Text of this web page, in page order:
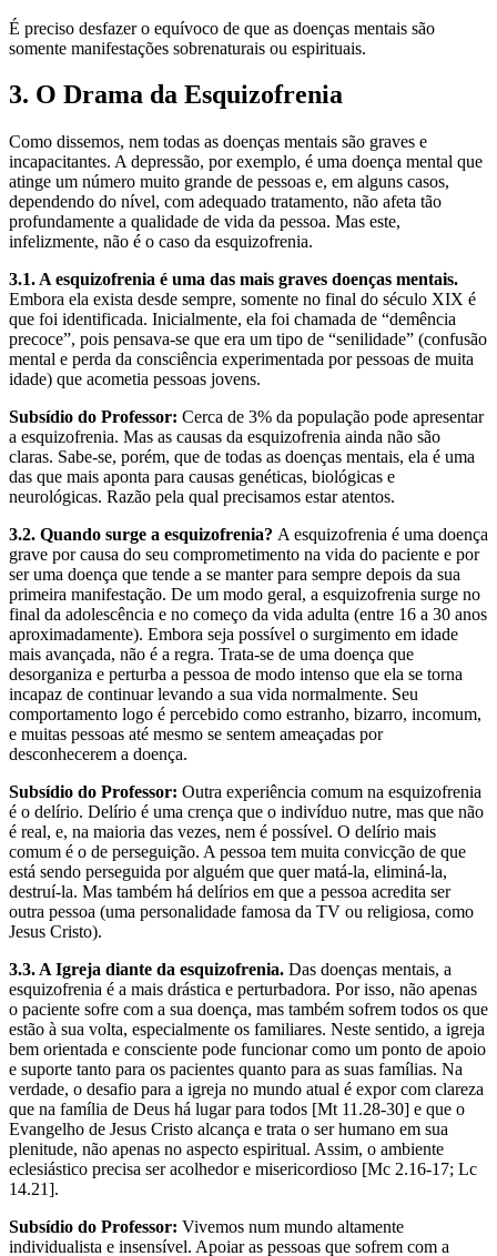
É preciso desfazer o equívoco de que as doenças mentais são
somente manifestações sobrenaturais ou espirituais.
3. O Drama da Esquizofrenia
Como dissemos, nem todas as doenças mentais são graves e
incapacitantes. A depressão, por exemplo, é uma doença mental que
atinge um número muito grande de pessoas e, em alguns casos,
dependendo do nível, com adequado tratamento, não afeta tão
profundamente a qualidade de vida da pessoa. Mas este,
infelizmente, não é o caso da esquizofrenia.
3.1. A esquizofrenia é uma das mais graves doenças mentais.
Embora ela exista desde sempre, somente no final do século XIX é
que foi identificada. Inicialmente, ela foi chamada de “demência
precoce”, pois pensava-se que era um tipo de “senilidade” (confusão
mental e perda da consciência experimentada por pessoas de muita
idade) que acometia pessoas jovens.
Subsídio do Professor: Cerca de 3% da população pode apresentar
a esquizofrenia. Mas as causas da esquizofrenia ainda não são
claras. Sabe-se, porém, que de todas as doenças mentais, ela é uma
das que mais aponta para causas genéticas, biológicas e
neurológicas. Razão pela qual precisamos estar atentos.
3.2. Quando surge a esquizofrenia? A esquizofrenia é uma doença
grave por causa do seu comprometimento na vida do paciente e por
ser uma doença que tende a se manter para sempre depois da sua
primeira manifestação. De um modo geral, a esquizofrenia surge no
final da adolescência e no começo da vida adulta (entre 16 a 30 anos
aproximadamente). Embora seja possível o surgimento em idade
mais avançada, não é a regra. Trata-se de uma doença que
desorganiza e perturba a pessoa de modo intenso que ela se torna
incapaz de continuar levando a sua vida normalmente. Seu
comportamento logo é percebido como estranho, bizarro, incomum,
e muitas pessoas até mesmo se sentem ameaçadas por
desconhecerem a doença.
Subsídio do Professor: Outra experiência comum na esquizofrenia
é o delírio. Delírio é uma crença que o indivíduo nutre, mas que não
é real, e, na maioria das vezes, nem é possível. O delírio mais
comum é o de perseguição. A pessoa tem muita convicção de que
está sendo perseguida por alguém que quer matá-la, eliminá-la,
destruí-la. Mas também há delírios em que a pessoa acredita ser
outra pessoa (uma personalidade famosa da TV ou religiosa, como
Jesus Cristo).
3.3. A Igreja diante da esquizofrenia. Das doenças mentais, a
esquizofrenia é a mais drástica e perturbadora. Por isso, não apenas
o paciente sofre com a sua doença, mas também sofrem todos os que
estão à sua volta, especialmente os familiares. Neste sentido, a igreja
bem orientada e consciente pode funcionar como um ponto de apoio
e suporte tanto para os pacientes quanto para as suas famílias. Na
verdade, o desafio para a igreja no mundo atual é expor com clareza
que na família de Deus há lugar para todos [Mt 11.28-30] e que o
Evangelho de Jesus Cristo alcança e trata o ser humano em sua
plenitude, não apenas no aspecto espiritual. Assim, o ambiente
eclesiástico precisa ser acolhedor e misericordioso [Mc 2.16-17; Lc
14.21].
Subsídio do Professor: Vivemos num mundo altamente
individualista e insensível. Apoiar as pessoas que sofrem com a